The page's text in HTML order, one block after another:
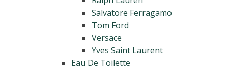
Salvatore Ferragamo
Tom Ford
Versace
Yves Saint Laurent
Eau De Toilette